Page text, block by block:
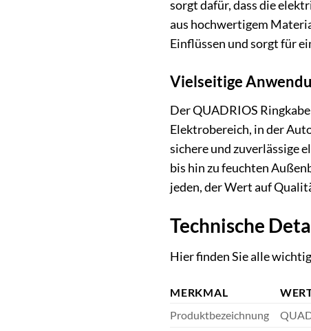
sorgt dafür, dass die
aus hochwertigem
Einflüssen und sorgt für
Vielseitige
Der QUADRIOS
Elektrobereich, in der
sichere und zuverlässige
bis hin zu feuchten
jeden, der Wert auf
Technische
Hier finden Sie alle
MERKMAL
Produktbezeichnung